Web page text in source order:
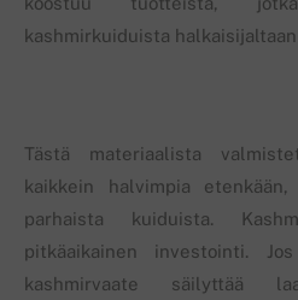
kashmirkuiduista
Tästä materiaalista
kaikkein halvimpia
parhaista kuiduista.
pitkäaikainen investointi.
kashmirvaate säilyttää